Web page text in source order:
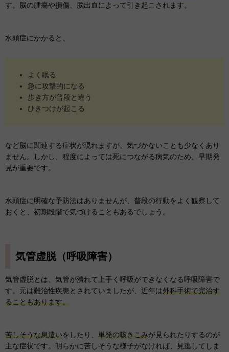
す。脳の腫瘍や損傷、脳出血によって引き起こされます。
水頭症にかかると、
よく眠る
急に攻撃的になる
歩き方が普段と違う
ひきつけが起こる
など脳に関連する症状が現れますが、気づかないことも少なくあり
ません。しかし、程度によっては死につながる病気のため、早期発
見が重要です。
水頭症に明確な予防法はありませんが、普段の行動をよく観察して
おくと、初期段階で気づけることもあるでしょう。
気管虚脱（呼吸障害）
気管虚脱とは、気管が潰れて上手く呼吸ができなくなる呼吸障害で
す。元は難治性疾患とされていましたが、近年は外科手術で完治す
ることもあります。
苦しそうな息遣いをしたり、 単発の咳きこみが見られたりするのが
主な症状です。明らかに苦しそうな様子がなければ、見逃してしま